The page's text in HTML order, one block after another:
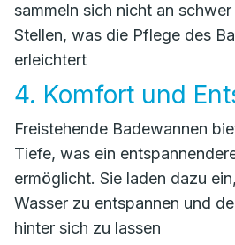
sammeln sich nicht an
Stellen, was die Pflege des
erleichtert
4. Komfort und
Freistehende Badewannen
Tiefe, was ein
ermöglicht. Sie laden dazu
Wasser zu entspannen und
hinter sich zu lassen